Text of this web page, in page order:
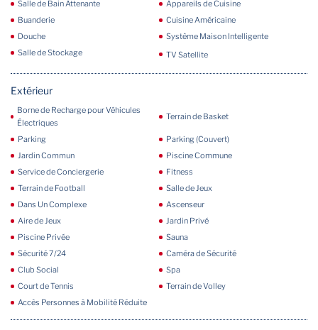
Salle de Bain Attenante
Appareils de Cuisine
Buanderie
Cuisine Américaine
Douche
Système Maison Intelligente
Salle de Stockage
TV Satellite
Extérieur
Borne de Recharge pour Véhicules
Électriques
Terrain de Basket
Parking
Parking (Couvert)
Jardin Commun
Piscine Commune
Service de Conciergerie
Fitness
Terrain de Football
Salle de Jeux
Dans Un Complexe
Ascenseur
Aire de Jeux
Jardin Privé
Piscine Privée
Sauna
Sécurité 7/24
Caméra de Sécurité
Club Social
Spa
Court de Tennis
Terrain de Volley
Accès Personnes à Mobilité Réduite